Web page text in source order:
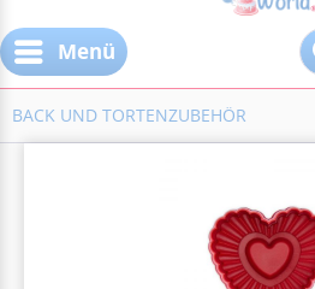
Menü
BACK UND TORTENZUBEHÖR